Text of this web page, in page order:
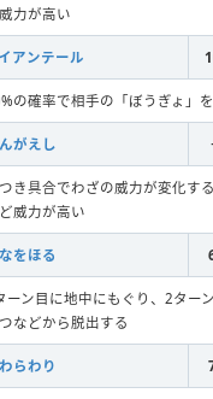
力が高い
アンテール
の確率で相手の「ぼうぎょ」
がえし
き具合でわざの威力が変化す
威力が高い
をほる
ーン目に地中にもぐり、2ター
などから脱出する
らわり